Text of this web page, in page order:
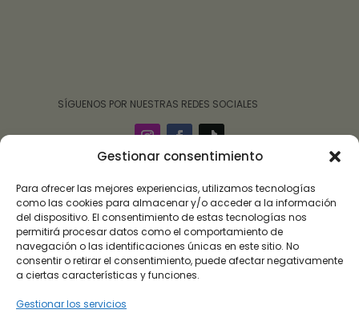
Gestionar consentimiento
Para ofrecer las mejores experiencias, utilizamos tecnologías
como las cookies para almacenar y/o acceder a la información
del dispositivo. El consentimiento de estas tecnologías nos
permitirá procesar datos como el comportamiento de
navegación o las identificaciones únicas en este sitio. No
consentir o retirar el consentimiento, puede afectar negativamente
a ciertas características y funciones.
Gestionar los servicios
‎ ‎ ‎ ‎ ‎ ‎‎ ‎ SÍGUENOS POR NUESTRAS REDES SOCIALES